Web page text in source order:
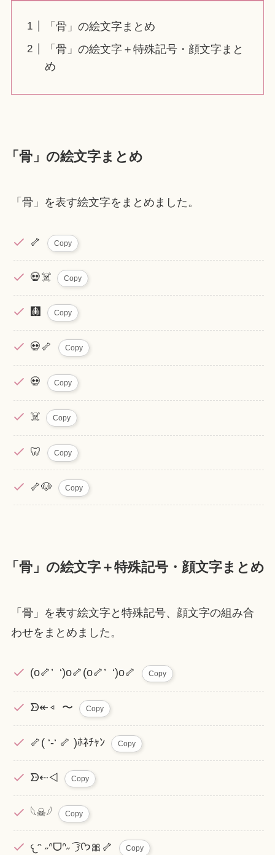
「骨」の絵文字まとめ
「骨」の絵文字＋特殊記号・顔文字まと
め
「骨」の絵文字まとめ
「骨」を表す絵文字をまとめました。
🦴 Copy
💀☠️ Copy
🩻 Copy
💀🦴 Copy
💀 Copy
☠️ Copy
🦷 Copy
🦴🐶 Copy
「骨」の絵文字＋特殊記号・顔文字まとめ
「骨」を表す絵文字と特殊記号、顔文字の組み合
わせをまとめました。
(o🦴’ ‘)o🦴(o🦴’ ‘)o🦴 Copy
ᗦ↞︎◃︎ 〜 Copy
🦴( ‘-‘ 🦴 )ﾎﾈﾁｬﾝ Copy
ᗦ⇠◁ Copy
𓆩☠︎𓆪 Copy
𐔌ᵔ ˶ᐢᗜᐢ˶ ͡ 𐦯ᡣ𐭩🎀🦴 Copy